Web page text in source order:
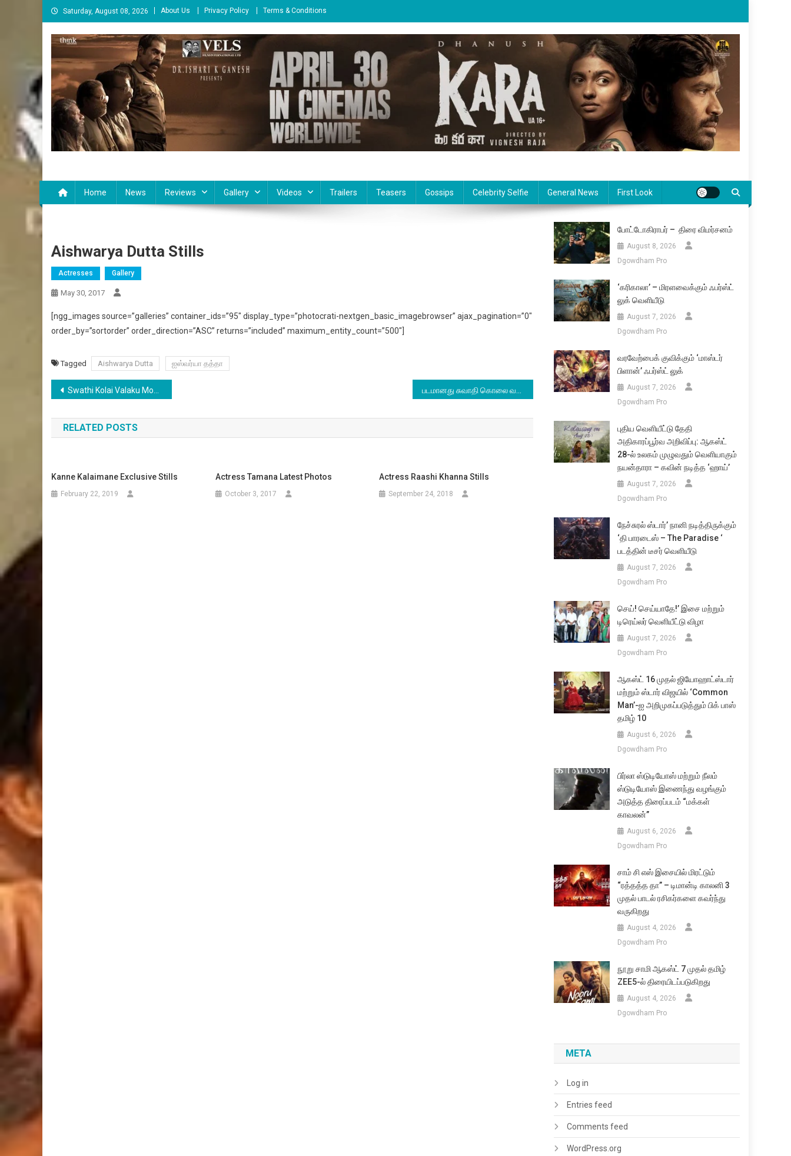
Skip
to
content
Saturday, August 08, 2026 About Us Privacy Policy Terms & Conditions
Cinema Paarvai
Home News Reviews Gallery Videos Trailers Teasers Gossips Celebrity Selfie General News First Look
Aishwarya Dutta Stills
Actresses Gallery
May 30, 2017
[ngg_images source=”galleries” container_ids=”95″ display_type=”photocrati-nextgen_basic_imagebrowser” ajax_pagination=”0″
order_by=”sortorder” order_direction=”ASC” returns=”included” maximum_entity_count=”500″]
Tagged Aishwarya Dutta ஐஸ்வர்யா தத்தா
Post
navigation
Swathi Kolai Valaku Movie Official trailer படமானது சுவாதி கொலை வழக்கு
RELATED POSTS
Kanne Kalaimane Exclusive Stills
February 22, 2019
Actress Tamana Latest Photos
October 3, 2017
Actress Raashi Khanna Stills
September 24, 2018
போட்டோகிராபர் – திரை விமர்சனம்
August 8, 2026
Dgowdham Pro
‘கரிகாலா’ – மிரளவைக்கும் ஃபர்ஸ்ட்
லுக் வெளியீடு
August 7, 2026
Dgowdham Pro
வரவேற்பைக் குவிக்கும் ‘மாஸ்டர்
பிளான்’ ஃபர்ஸ்ட் லுக்
August 7, 2026
Dgowdham Pro
புதிய வெளியீட்டு தேதி
அதிகாரப்பூர்வ அறிவிப்பு: ஆகஸ்ட்
28-ல் உலகம் முழுவதும் வெளியாகும்
நயன்தாரா – கவின் நடித்த ‘ஹாய்’
August 7, 2026
Dgowdham Pro
நேச்சுரல் ஸ்டார்’ நானி நடித்திருக்கும்
‘தி பாரடைஸ் – The Paradise ‘
படத்தின் டீசர் வெளியீடு
August 7, 2026
Dgowdham Pro
செய்! செய்யாதே!’ இசை மற்றும்
டிரெய்லர் வெளியீட்டு விழா
August 7, 2026
Dgowdham Pro
ஆகஸ்ட் 16 முதல் ஜியோஹாட்ஸ்டார்
மற்றும் ஸ்டார் விஜயில் ‘Common
Man’-ஐ அறிமுகப்படுத்தும் பிக் பாஸ்
தமிழ் 10
August 6, 2026
Dgowdham Pro
பிர்லா ஸ்டுடியோஸ் மற்றும் நீலம்
ஸ்டுடியோஸ் இணைந்து வழங்கும்
அடுத்த திரைப்படம் “மக்கள்
காவலன்”
August 6, 2026
Dgowdham Pro
சாம் சி எஸ் இசையில் மிரட்டும்
“ரத்தத்த தா” – டிமான்டி காலனி 3
முதல் பாடல் ரசிகர்களை கவர்ந்து
வருகிறது
August 4, 2026
Dgowdham Pro
நூறு சாமி ஆகஸ்ட் 7 முதல் தமிழ்
ZEE5-ல் திரையிடப்படுகிறது
August 4, 2026
Dgowdham Pro
META
Log in
Entries feed
Comments feed
WordPress.org